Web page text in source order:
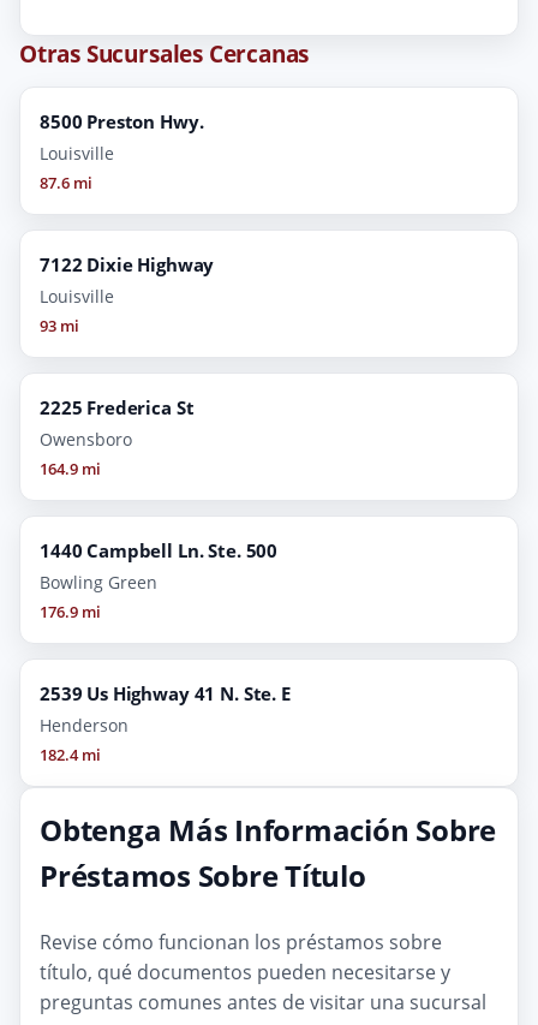
Otras Sucursales Cercanas
8500 Preston Hwy.
Louisville
87.6 mi
7122 Dixie Highway
Louisville
93 mi
2225 Frederica St
Owensboro
164.9 mi
1440 Campbell Ln. Ste. 500
Bowling Green
176.9 mi
2539 Us Highway 41 N. Ste. E
Henderson
182.4 mi
Obtenga Más Información Sobre
Préstamos Sobre Título
Revise cómo funcionan los préstamos sobre
título, qué documentos pueden necesitarse y
preguntas comunes antes de visitar una sucursal